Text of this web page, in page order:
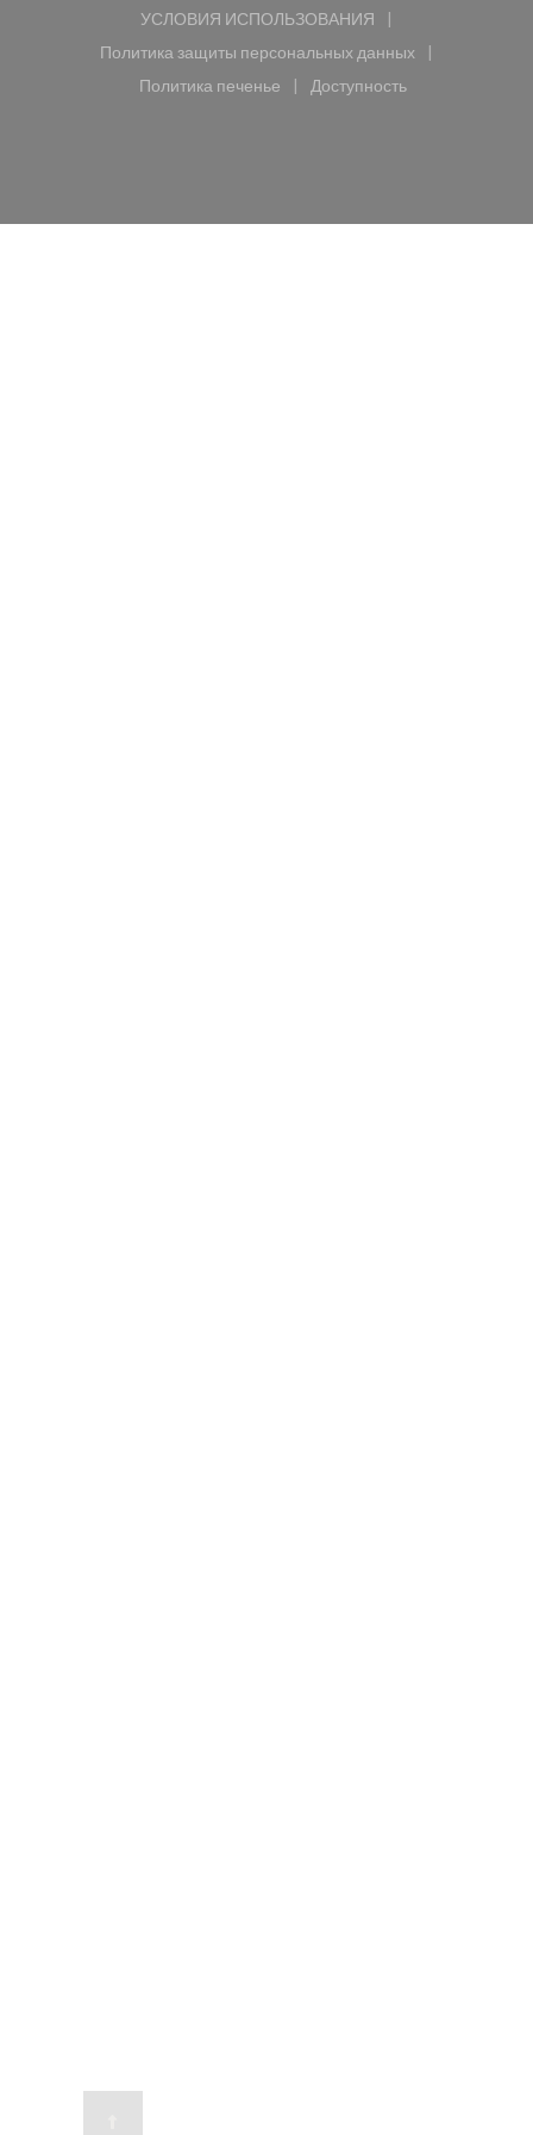
УСЛОВИЯ ИСПОЛЬЗОВАНИЯ
((открывается в новом окне))
Политика защиты персональных данных
((открывается в новом окне))
Политика печенье
((открывается в новом окне))
Доступность